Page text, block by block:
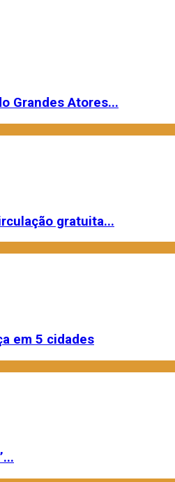
Grandes Atores...
gratuita...
em 5 cidades